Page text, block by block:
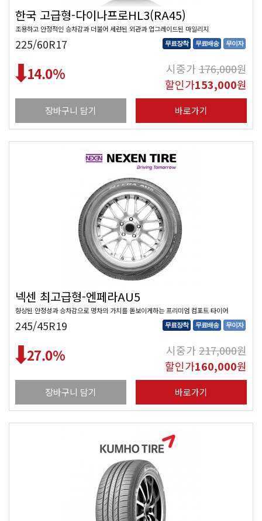
한국 고급형-다이나프로HL3(RA45)
조용하고 안정적인 승차감과 더불어 세련된 외관과 업그레이드된 마일리지
225/60R17 무료장착 무료배송 무이자
14.0% 시중가176,000원
할인가153,000원
장바구니 담기 바로가기
넥센 최고급형-엔페라AU5
향상된 안정성과 승차감으로 명차의 가치를 돋보이게하는 프리미엄 컴포트 타이어
245/45R19 무료장착 무료배송 무이자
27.0% 시중가217,000원
할인가160,000원
장바구니 담기 바로가기